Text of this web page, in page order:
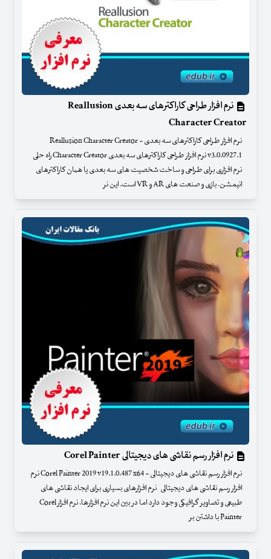
نرم افزار طراحی کاراکترهای سه بعدی Reallusion
Character Creator
نرم افزار طراحی کاراکترهای سه بعدی - Reallusion Character Creator
v3.0.0927.1 نرم افزار طراحی کاراکترهای سه بعدی Character Creator راه حلی
نرم افزاری برای طراحی و ساخت شخصیت های سه بعدی یا همان کاراکترهای
انیمشن، بازی و صنعت های AR و VR است. این نر
نرم افزار رسم نقاشی های دیجیتالی Corel Painter
نرم افزار رسم نقاشی های دیجیتالی - Corel Painter 2019 v19.1.0.487 x64 نرم
افزار رسم نقاشی های دیجیتالی نرم افزارهای بسیاری برای ایجاد نقاشی های
طبیعی و تصاویر گرافیکی وجود دارد اما در بین این نرم افزارها، نرم افزار Corel
Painter با داشتن بر